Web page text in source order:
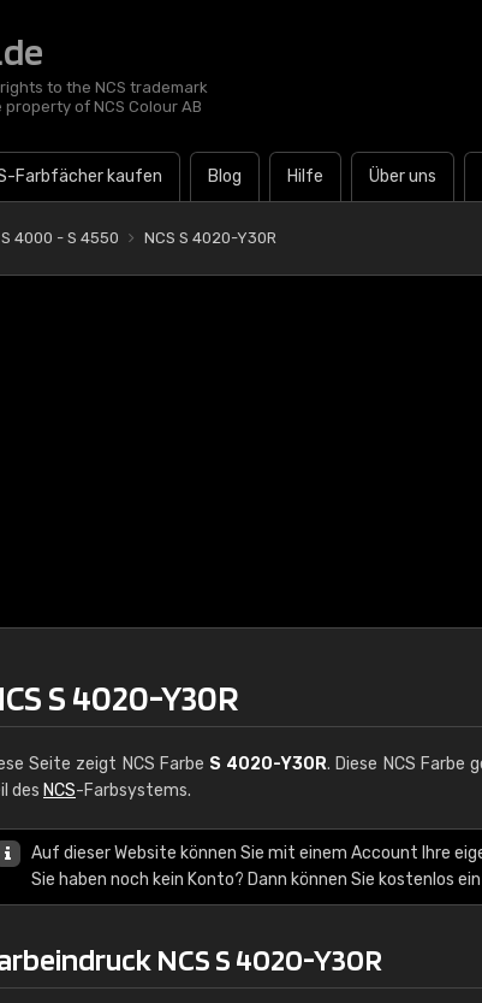
to the NCS trademark
of NCS Colour AB
Farbfächer kaufen Blog Hilfe Über uns
S 4000 - S 4550 NCS S 4020-Y30R
S 4020-Y30R
Seite zeigt NCS Farbe S 4020-Y30R. Diese NCS Farbe
des NCS-Farbsystems.
Auf dieser Website können Sie mit einem Account Ihre
Sie haben noch kein Konto? Dann können Sie kostenlos ein
NCS S 4020-Y30R